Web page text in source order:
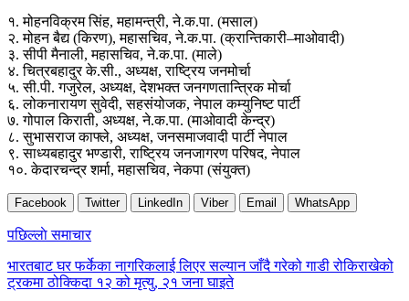
१. मोहनविक्रम सिंह, महामन्त्री, ने.क.पा. (मसाल)
२. मोहन बैद्य (किरण), महासचिव, ने.क.पा. (क्रान्तिकारी–माओवादी)
३. सीपी मैनाली, महासचिव, ने.क.पा. (माले)
४. चित्रबहादुर के.सी., अध्यक्ष, राष्ट्रिय जनमोर्चा
५. सी.पी. गजुरेल, अध्यक्ष, देशभक्त जनगणतान्त्रिक मोर्चा
६. लोकनारायण सुवेदी, सहसंयोजक, नेपाल कम्युनिष्ट पार्टी
७. गोपाल किराती, अध्यक्ष, ने.क.पा. (माओवादी केन्द्र)
८. सुभासराज काफ्ले, अध्यक्ष, जनसमाजवादी पार्टी नेपाल
९. साध्यबहादुर भण्डारी, राष्ट्रिय जनजागरण परिषद, नेपाल
१०. केदारचन्द्र शर्मा, महासचिव, नेकपा (संयुक्त)
Facebook Twitter LinkedIn Viber Email WhatsApp
Post
navigation
पछिल्लाे समाचार
भारतबाट घर फर्केका नागरिकलाई लिएर सल्यान जाँदै गरेको गाडी रोकिराखेको
ट्रकमा ठोक्किदा १२ को मृत्यु, २१ जना घाइते